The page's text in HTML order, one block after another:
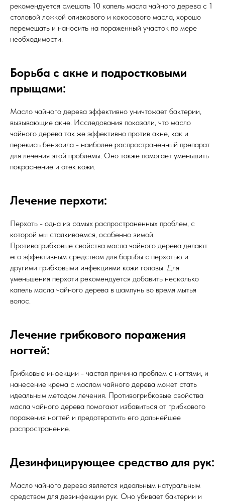
рекомендуется смешать 10 капель масла чайного дерева с 1
столовой ложкой оливкового и кокосового масла, хорошо
перемешать и наносить на пораженный участок по мере
необходимости.
Борьба с акне и подростковыми
прыщами:
Масло чайного дерева эффективно уничтожает бактерии,
вызывающие акне. Исследования показали, что масло
чайного дерева так же эффективно против акне, как и
перекись бензоила - наиболее распространенный препарат
для лечения этой проблемы. Оно также помогает уменьшить
покраснение и отек кожи.
Лечение перхоти:
Перхоть - одна из самых распространенных проблем, с
которой мы сталкиваемся, особенно зимой.
Противогрибковые свойства масла чайного дерева делают
его эффективным средством для борьбы с перхотью и
другими грибковыми инфекциями кожи головы. Для
уменьшения перхоти рекомендуется добавить несколько
капель масла чайного дерева в шампунь во время мытья
волос.
Лечение грибкового поражения
ногтей:
Грибковые инфекции - частая причина проблем с ногтями, и
нанесение крема с маслом чайного дерева может стать
идеальным методом лечения. Противогрибковые свойства
масла чайного дерева помогают избавиться от грибкового
поражения ногтей и предотвратить его дальнейшее
распространение.
Дезинфицирующее средство для рук:
Масло чайного дерева является идеальным натуральным
средством для дезинфекции рук. Оно убивает бактерии и